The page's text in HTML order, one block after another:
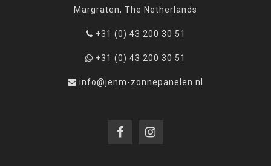
Margraten, The Netherlands
+31 (0) 43 200 30 51
+31 (0) 43 200 30 51
info@jenm-zonnepanelen.nl